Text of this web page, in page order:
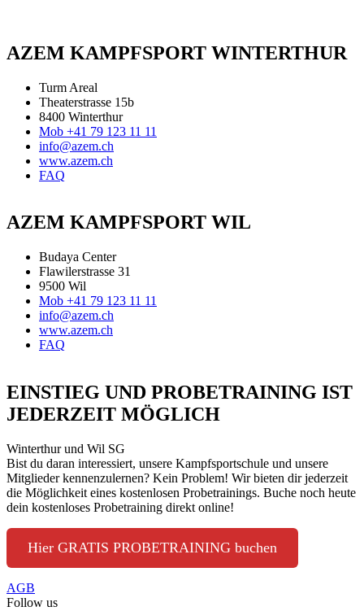
AZEM KAMPFSPORT WINTERTHUR
Turm Areal
Theaterstrasse 15b
8400 Winterthur
Mob +41 79 123 11 11
info@azem.ch
www.azem.ch
FAQ
AZEM KAMPFSPORT WIL
Budaya Center
Flawilerstrasse 31
9500 Wil
Mob +41 79 123 11 11
info@azem.ch
www.azem.ch
FAQ
EINSTIEG UND PROBETRAINING IST
JEDERZEIT MÖGLICH
Winterthur und Wil SG
Bist du daran interessiert, unsere Kampfsportschule und unsere
Mitglieder kennenzulernen? Kein Problem! Wir bieten dir jederzeit
die Möglichkeit eines kostenlosen Probetrainings. Buche noch heute
dein kostenloses Probetraining direkt online!
Hier GRATIS PROBETRAINING buchen
AGB
Follow us